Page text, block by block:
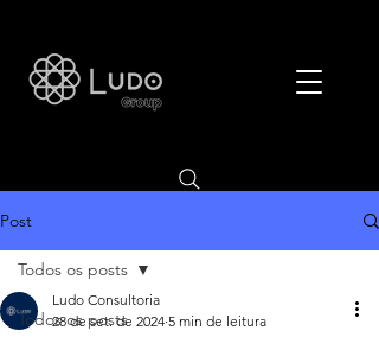
Post
Todos os posts
Todos os posts
Ludo Consultoria
28 de set. de 2024 5 min de leitura